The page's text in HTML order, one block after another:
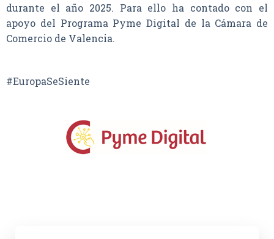
durante el año 2025. Para ello ha contado con el
apoyo del Programa Pyme Digital de la Cámara de
Comercio de Valencia.
#EuropaSeSiente